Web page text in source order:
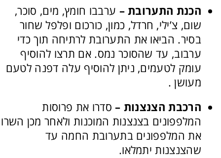
הכנת התערובת – ערבבו חומץ, מים, סוכר,
שום, צ’ילי, חרדל, כמון, כורכום ופלפל שחור
בסיר. הביאו את התערובת לרתיחה תוך כדי
ערבוב, עד שהסוכר נמס. אם תרצו להוסיף
עומק לטעמים, ניתן להוסיף עלה דפנה לטעם
מעושן .
הרכבת הצנצנות – סדרו את פרוסות
המלפפונים בצנצנות המוכנות ולאחר מכן השרו
את המלפפונים בתערובת החמה עד
שהצנצנות יתמלאו.